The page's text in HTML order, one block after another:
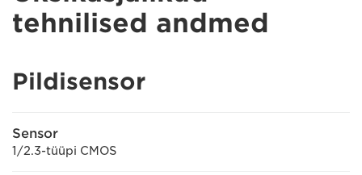
tehnilised andmed
Pildisensor
Sensor
1/2.3-tüüpi CMOS